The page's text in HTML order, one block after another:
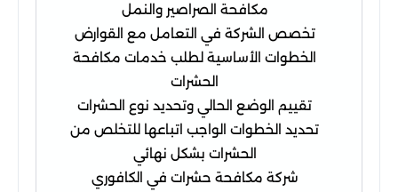
مكافحة الصراصير والنمل
تخصص الشركة في التعامل مع القوارض
الخطوات الأساسية لطلب خدمات مكافحة
الحشرات
تقييم الوضع الحالي وتحديد نوع الحشرات
تحديد الخطوات الواجب اتباعها للتخلص من
الحشرات بشكل نهائي
شركة مكافحة حشرات في الكافوري